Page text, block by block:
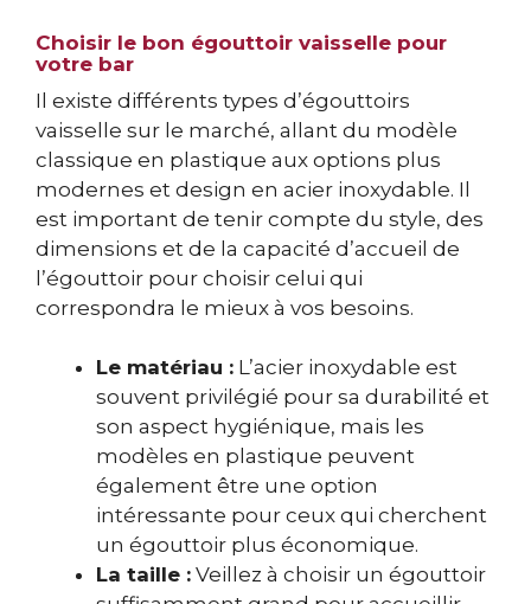
Choisir le bon égouttoir vaisselle pour
votre bar
Il existe différents types d’égouttoirs
vaisselle sur le marché, allant du modèle
classique en plastique aux options plus
modernes et design en acier inoxydable. Il
est important de tenir compte du style, des
dimensions et de la capacité d’accueil de
l’égouttoir pour choisir celui qui
correspondra le mieux à vos besoins.
Le matériau : L’acier inoxydable est
souvent privilégié pour sa durabilité et
son aspect hygiénique, mais les
modèles en plastique peuvent
également être une option
intéressante pour ceux qui cherchent
un égouttoir plus économique.
La taille : Veillez à choisir un égouttoir